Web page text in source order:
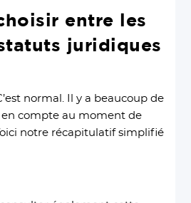
entre les
juridiques
normal. Il y a beaucoup de
compte au moment de
notre récapitulatif simplifié